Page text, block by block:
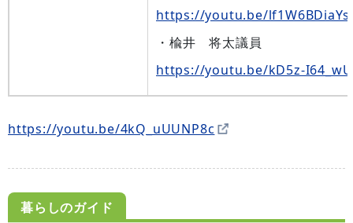
https://youtu.be/lf1W6BDiaYs
・楡井 将太議員
https://youtu.be/kD5z-I64_wU
https://youtu.be/4kQ_uUUNP8c
暮らしのガイド